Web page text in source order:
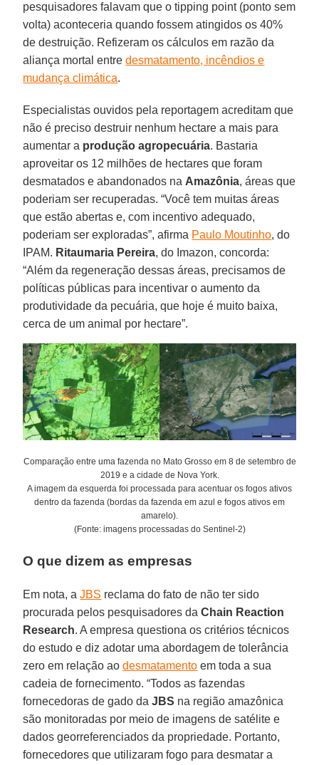
pesquisadores falavam que o tipping point (ponto sem
volta) aconteceria quando fossem atingidos os 40%
de destruição. Refizeram os cálculos em razão da
aliança mortal entredesmatamento, incêndios e
mudança climática.
Especialistas ouvidos pela reportagem acreditam que
não é preciso destruir nenhum hectare a mais para
aumentar a produção agropecuária. Bastaria
aproveitar os 12 milhões de hectares que foram
desmatados e abandonados na Amazônia, áreas que
poderiam ser recuperadas. “Você tem muitas áreas
que estão abertas e, com incentivo adequado,
poderiam ser exploradas”, afirma Paulo Moutinho, do
IPAM. Ritaumaria Pereira, do Imazon, concorda:
“Além da regeneração dessas áreas, precisamos de
políticas públicas para incentivar o aumento da
produtividade da pecuária, que hoje é muito baixa,
cerca de um animal por hectare”.
Comparação entre uma fazenda no Mato Grosso em 8 de setembro de
2019 e a cidade de Nova York.
A imagem da esquerda foi processada para acentuar os fogos ativos
dentro da fazenda (bordas da fazenda em azul e fogos ativos em
amarelo).
(Fonte: imagens processadas do Sentinel-2)
O que dizem as empresas
Em nota, aJBS reclama do fato de não ter sido
procurada pelos pesquisadores daChain Reaction
Research. A empresa questiona os critérios técnicos
do estudo e diz adotar uma abordagem de tolerância
zero em relação aodesmatamento em toda a sua
cadeia de fornecimento. “Todos as fazendas
fornecedoras de gado daJBS na região amazônica
são monitoradas por meio de imagens de satélite e
dados georreferenciados da propriedade. Portanto,
fornecedores que utilizaram fogo para desmatar a